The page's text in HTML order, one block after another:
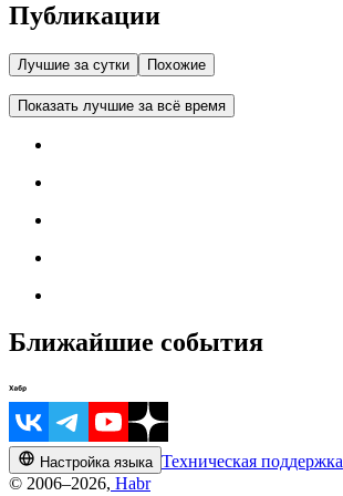
Публикации
Лучшие за сутки Похожие
Показать лучшие за всё время
Ближайшие события
Настройка языка Техническая поддержка
© 2006–2026, Habr